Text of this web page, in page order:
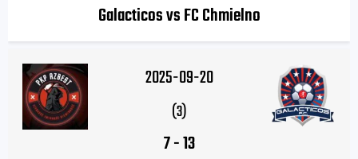
Galacticos vs FC Chmielno
2025-09-20
(3)
7-13